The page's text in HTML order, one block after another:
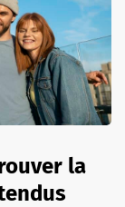
la